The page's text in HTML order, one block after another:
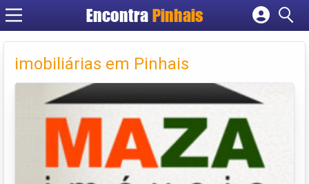
Encontra Pinhais
Cadastrar empresa
Criar conta
imobiliárias em Pinhais